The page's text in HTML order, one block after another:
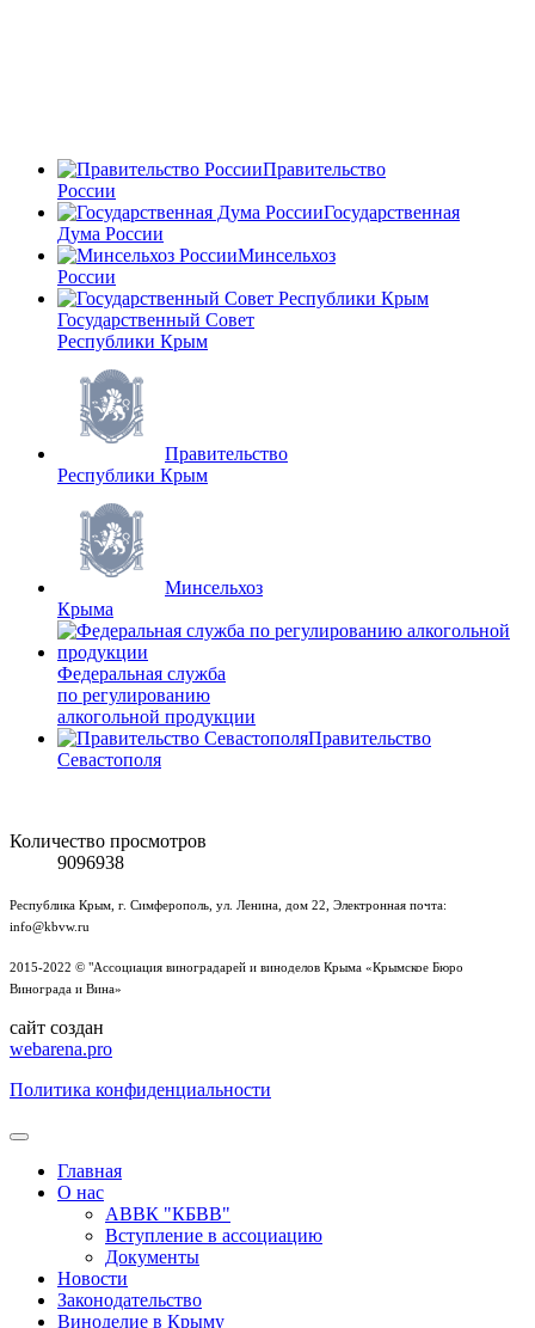
Правительство
России
Государственная
Дума России
Минсельхоз
России
Государственный Совет
Республики Крым
Правительство
Республики Крым
Минсельхоз
Крыма
Федеральная служба
по регулированию
алкогольной продукции
Правительство
Севастополя
Количество просмотров
9096938
Республика Крым, г. Симферополь, ул. Ленина, дом 22, Электронная почта:
info@kbvw.ru
2015-2022 © "Ассоциация виноградарей и виноделов Крыма «Крымское Бюро
Винограда и Вина»
сайт создан
webarena.pro
Политика конфиденциальности
Главная
О нас
АВВК "КБВВ"
Вступление в ассоциацию
Документы
Новости
Законодательство
Виноделие в Крыму